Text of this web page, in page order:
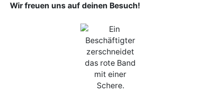
Wir freuen uns auf deinen Besuch!